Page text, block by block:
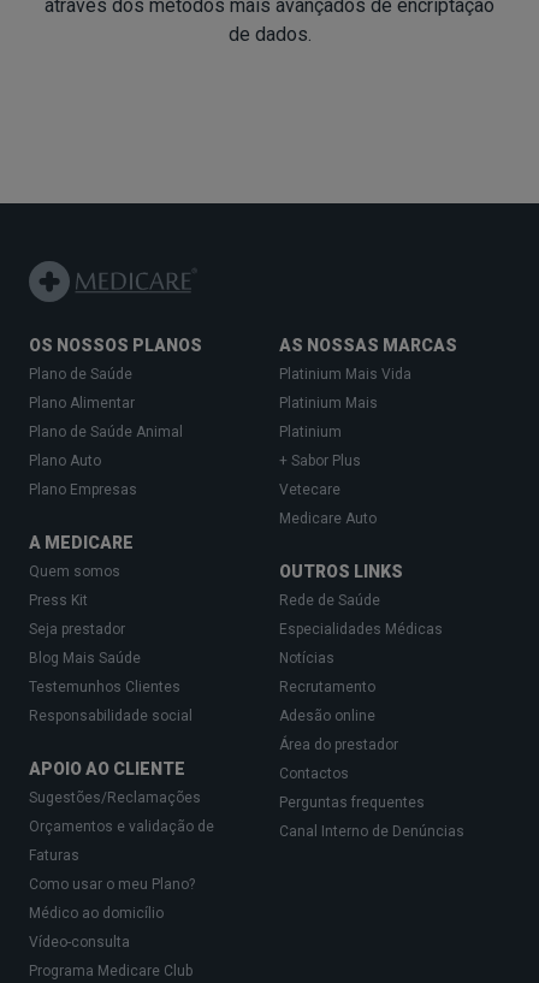
através dos métodos mais avançados de encriptação
de dados.
OS NOSSOS PLANOS
Plano de Saúde
Plano Alimentar
Plano de Saúde Animal
Plano Auto
Plano Empresas
A MEDICARE
Quem somos
Press Kit
Seja prestador
Blog Mais Saúde
Testemunhos Clientes
Responsabilidade social
APOIO AO CLIENTE
Sugestões/Reclamações
Orçamentos e validação de
Faturas
Como usar o meu Plano?
Médico ao domicílio
Vídeo-consulta
Programa Medicare Club
AS NOSSAS MARCAS
Platinium Mais Vida
Platinium Mais
Platinium
+ Sabor Plus
Vetecare
Medicare Auto
OUTROS LINKS
Rede de Saúde
Especialidades Médicas
Notícias
Recrutamento
Adesão online
Área do prestador
Contactos
Perguntas frequentes
Canal Interno de Denúncias